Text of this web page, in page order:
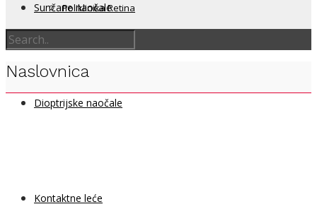
Sunčane naočale
Dioptrijske naočale
Kontaktne leće
Poliklinika Retina
Naslovnica